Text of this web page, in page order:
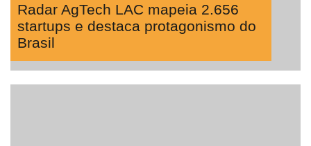
Radar AgTech LAC mapeia 2.656
startups e destaca protagonismo do
Brasil